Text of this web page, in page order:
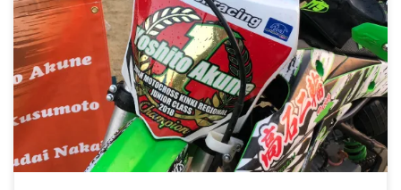
プ ラザ阪下で開催された2018モトクロス近畿選手権 最終戦に「麺や あ、
うん」出店のお手伝いでお邪 […]